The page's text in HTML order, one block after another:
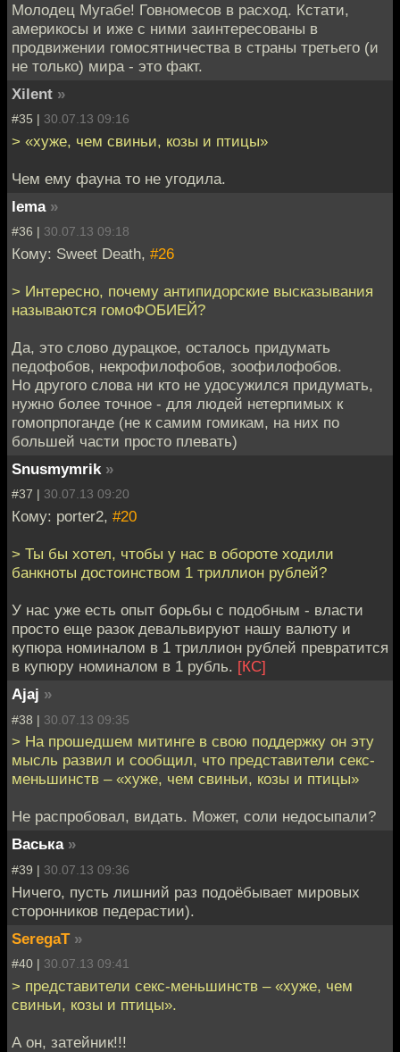
Молодец Мугабе! Говномесов в расход. Кстати,
америкосы и иже с ними заинтересованы в
продвижении гомосятничества в страны третьего (и
не только) мира - это факт.
Xilent »
#35 | 30.07.13 09:16
> «хуже, чем свиньи, козы и птицы»
Чем ему фауна то не угодила.
lema »
#36 | 30.07.13 09:18
Кому: Sweet Death, #26
> Интересно, почему антипидорские высказывания
называются гомоФОБИЕЙ?
Да, это слово дурацкое, осталось придумать
педофобов, некрофилофобов, зоофилофобов.
Но другого слова ни кто не удосужился придумать,
нужно более точное - для людей нетерпимых к
гомопрпоганде (не к самим гомикам, на них по
большей части просто плевать)
Snusmymrik »
#37 | 30.07.13 09:20
Кому: porter2, #20
> Ты бы хотел, чтобы у нас в обороте ходили
банкноты достоинством 1 триллион рублей?
У нас уже есть опыт борьбы с подобным - власти
просто еще разок девальвируют нашу валюту и
купюра номиналом в 1 триллион рублей превратится
в купюру номиналом в 1 рубль. [КС]
Ajaj »
#38 | 30.07.13 09:35
> На прошедшем митинге в свою поддержку он эту
мысль развил и сообщил, что представители секс-
меньшинств – «хуже, чем свиньи, козы и птицы»
Не распробовал, видать. Может, соли недосыпали?
Васька »
#39 | 30.07.13 09:36
Ничего, пусть лишний раз подоёбывает мировых
сторонников педерастии).
SeregaT »
#40 | 30.07.13 09:41
> представители секс-меньшинств – «хуже, чем
свиньи, козы и птицы».
А он, затейник!!!